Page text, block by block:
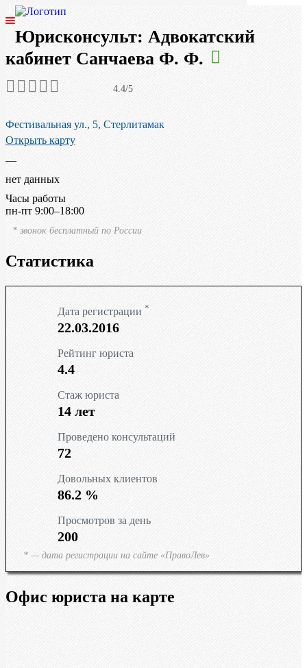
Юрисконсульт: Адвокатский
кабинет Санчаева Ф. Ф.
4.4/5
Фестивальная ул., 5, Стерлитамак
Открыть карту
—
нет данных
Часы работы
пн-пт 9:00–18:00
* звонок бесплатный по России
Статистика
Дата регистрации *
22.03.2016
Рейтинг юриста
4.4
Стаж юриста
14 лет
Проведено консультаций
72
Довольных клиентов
86.2 %
Просмотров за день
200
* — дата регистрации на сайте «ПравоЛев»
Офис юриста на карте
ГЛАВНАЯ
АВТОРСКОЕ ПРАВО
ГРАЖДАНСКОЕ ПРАВО
УГОЛОВНОЕ ПРАВО
КРАСНОЯРСК
НОВОСИБИРСК
КЕМЕРОВО
ЯРОСЛАВЛЬ